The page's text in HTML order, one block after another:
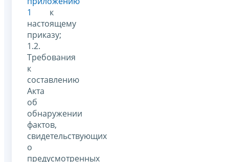
1
к
настоящему
приказу;
1.2.
Требования
к
составлению
Акта
об
обнаружении
фактов,
свидетельствующих
о
предусмотренных